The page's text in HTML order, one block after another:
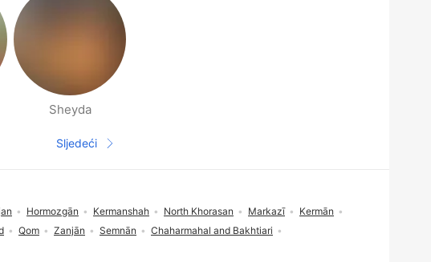
Sheyda
Sljedeća stranica
Sljedeći
Hormozgān Kermanshah North Khorasan Markazī
Kermān
Qom Zanjān Semnān
Chaharmahal and Bakhtiari